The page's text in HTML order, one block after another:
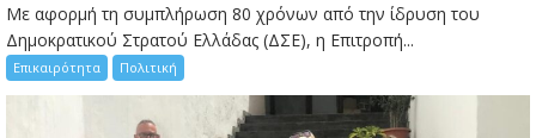
Με αφορμή τη συμπλήρωση 80 χρόνων από την ίδρυση του
Δημοκρατικού Στρατού Ελλάδας (ΔΣΕ), η Επιτροπή...
Επικαιρότητα Πολιτική